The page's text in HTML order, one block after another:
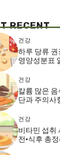
RECENT
건강
하루 당류
영양성분표
건강
칼륨 많은
단과 주의사
건강
비타민 섭취
전·식후 총